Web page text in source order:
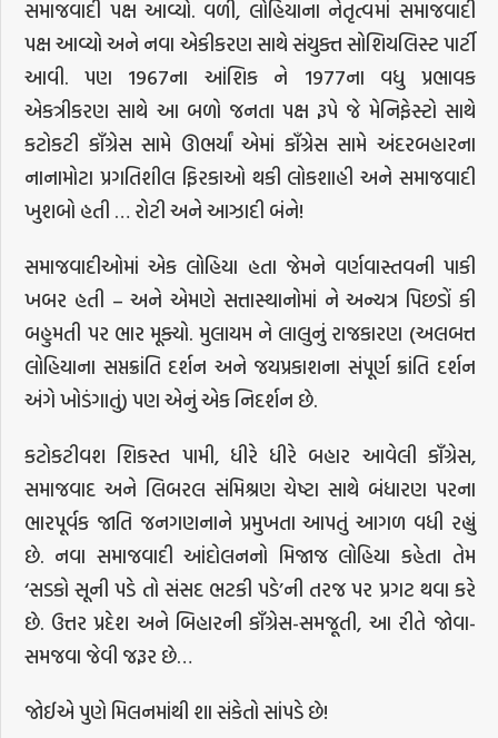
સમાજવાદી પક્ષ આવ્યો. વળી, લોહિયાના નેતૃત્વમાં સમાજવાદી
પક્ષ આવ્યો અને નવા એકીકરણ સાથે સંયુક્ત સોશિયલિસ્ટ પાર્ટી
આવી. પણ 1967ના આંશિક ને 1977ના વધુ પ્રભાવક
એકત્રીકરણ સાથે આ બળો જનતા પક્ષ રૂપે જે મેનિફેસ્ટો સાથે
કટોકટી કાઁગ્રેસ સામે ઊભર્યાં એમાં કાઁગ્રેસ સામે અંદરબહારના
નાનામોટા પ્રગતિશીલ ફિરકાઓ થકી લોકશાહી અને સમાજવાદી
ખુશબો હતી … રોટી અને આઝાદી બંને!
સમાજવાદીઓમાં એક લોહિયા હતા જેમને વર્ણવાસ્તવની પાકી
ખબર હતી – અને એમણે સત્તાસ્થાનોમાં ને અન્યત્ર પિછડોં કી
બહુમતી પર ભાર મૂક્યો. મુલાયમ ને લાલુનું રાજકારણ (અલબત્ત
લોહિયાના સપ્તક્રાંતિ દર્શન અને જયપ્રકાશના સંપૂર્ણ ક્રાંતિ દર્શન
અંગે ખોડંગાતું) પણ એનું એક નિદર્શન છે.
કટોકટીવશ શિકસ્ત પામી, ધીરે ધીરે બહાર આવેલી કાઁગ્રેસ,
સમાજવાદ અને લિબરલ સંમિશ્રણ ચેષ્ટા સાથે બંધારણ પરના
ભારપૂર્વક જાતિ જનગણનાને પ્રમુખતા આપતું આગળ વધી રહ્યું
છે. નવા સમાજવાદી આંદોલનનો મિજાજ લોહિયા કહેતા તેમ
‘સડકો સૂની પડે તો સંસદ ભટકી પડે’ની તરજ પર પ્રગટ થવા કરે
છે. ઉત્તર પ્રદેશ અને બિહારની કાઁગ્રેસ-સમજૂતી, આ રીતે જોવા-
સમજવા જેવી જરૂર છે…
જોઈએ પુણે મિલનમાંથી શા સંકેતો સાંપડે છે!